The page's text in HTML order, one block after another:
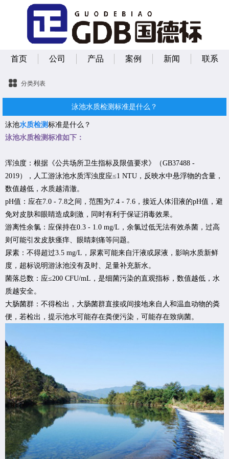
首页 公司 产品 案例 新闻 联系
分类列表
泳池水质检测标准是什么？
泳池水质检测标准是什么？
泳池水质检测标准如下：
浑浊度：根据《公共场所卫生指标及限值要求》（GB37488 -
2019），人工游泳池水质浑浊度应≤1 NTU，反映水中悬浮物的含量，
数值越低，水质越清澈。
pH值：应在7.0 - 7.8之间，范围为7.4 - 7.6，接近人体泪液的pH值，避
免对皮肤和眼睛造成刺激，同时有利于保证消毒效果。
游离性余氯：应保持在0.3 - 1.0 mg/L，余氯过低无法有效杀菌，过高
则可能引发皮肤瘙痒、眼睛刺痛等问题。
尿素：不得超过3.5 mg/L，尿素可能来自汗液或尿液，影响水质新鲜
度，超标说明游泳池没有及时、足量补充新水。
菌落总数：应≤200 CFU/mL，是细菌污染的直观指标，数值越低，水
质越安全。
大肠菌群：不得检出，大肠菌群直接或间接地来自人和温血动物的粪
便，若检出，提示池水可能存在粪便污染，可能存在致病菌。